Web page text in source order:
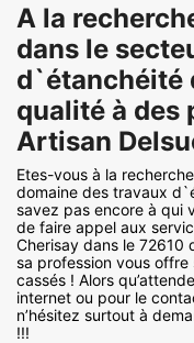
A la
dans le
d`étanchéité
qualité à des
Artisan
Etes-vous à la
domaine des travaux
savez pas encore à qui
de faire appel aux
Cherisay dans le 72610
sa profession vous
cassés ! Alors
internet ou pour le
n’hésitez surtout à
!!!